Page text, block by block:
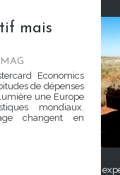
mais
Economics
de dépenses
une Europe
mondiaux.
changent en